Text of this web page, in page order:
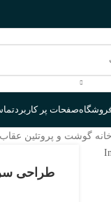
صفحات پر کاربرد
گوشت و پروتئین
طراحی